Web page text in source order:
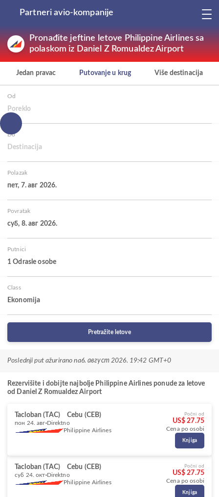
Partneri avio-kompanije
Pronađite jeftine letove Philippine Airlines sa
polaskom iz Daniel Z Romualdez Airport
Jedan pravac Putovanje u krug Više destinacija
Od
Poreklo
Do
Destinacija
Polazak
пет, 7. авг 2026.
Povratak
суб, 8. авг 2026.
Putnici
1 Odrasle osobe
Class
Ekonomija
Pretražite letove
Poslednji put ažurirano na6. август 2026. 19:42 GMT+0
Rezervišite i dobijte najbolje Philippine Airlines ponude za letove
od Daniel Z Romualdez Airport
Tacloban (TAC) Cebu (CEB)
пон 24. авг Direktno
Philippine Airlines
Počni od
US$ 27.75
Cena po osobi
Knjiga
Tacloban (TAC) Cebu (CEB)
суб 24. окт Direktno
Philippine Airlines
Počni od
US$ 27.75
Cena po osobi
Knjiga